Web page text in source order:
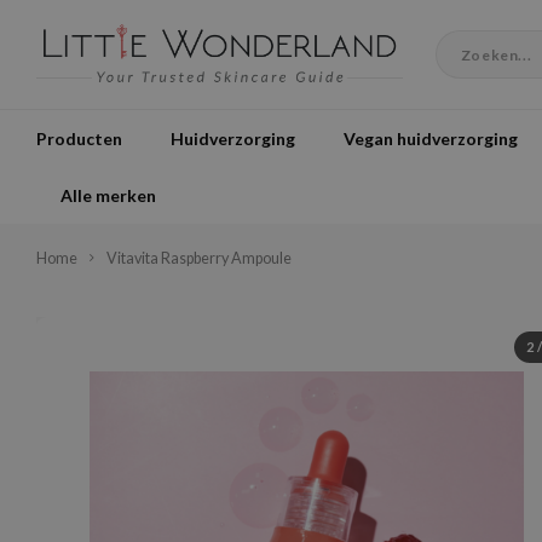
Producten Huidverzorging Vegan huidverzorging
Alle merken
Home Vitavita Raspberry Ampoule
2